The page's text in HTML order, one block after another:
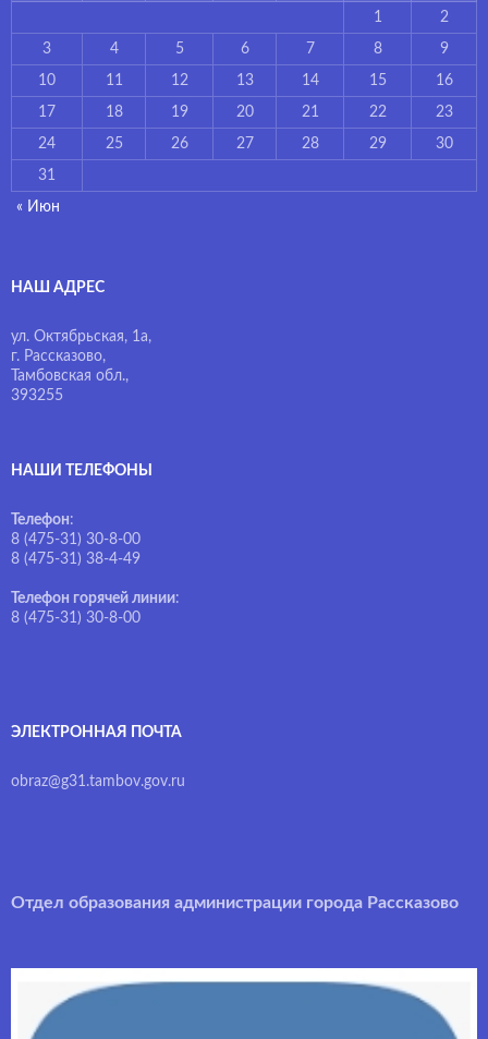
1 2
3 4 5 6 7 8 9
10 11 12 13 14 15 16
17 18 19 20 21 22 23
24 25 26 27 28 29 30
31
« Июн
НАШ АДРЕС
ул. Октябрьская, 1а,
г. Рассказово,
Тамбовская обл.,
393255
НАШИ ТЕЛЕФОНЫ
Телефон:
8 (475-31) 30-8-00
8 (475-31) 38-4-49
Телефон горячей линии:
8 (475-31) 30-8-00
ЭЛЕКТРОННАЯ ПОЧТА
obraz@g31.tambov.gov.ru
Отдел образования администрации города Рассказово